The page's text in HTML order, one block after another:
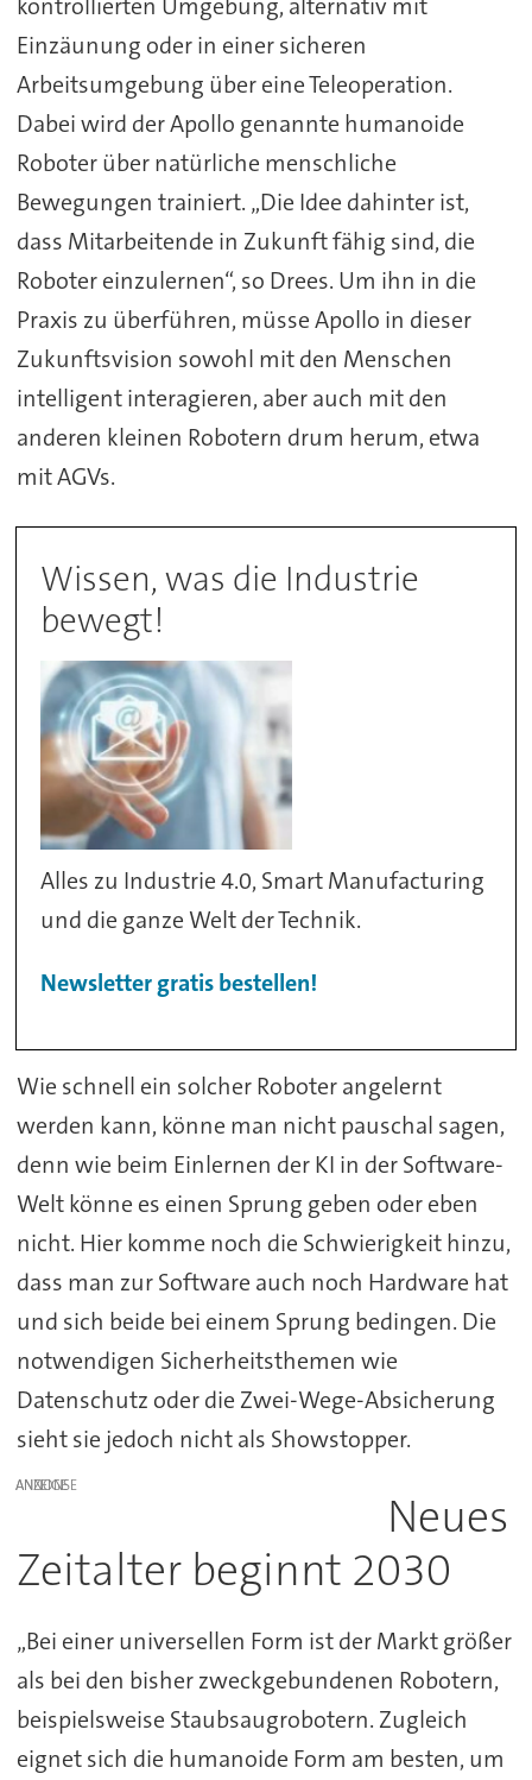
Einzäunung oder in einer sicheren
Arbeitsumgebung über eine Teleoperation.
Dabei wird der Apollo genannte humanoide
Roboter über natürliche menschliche
Bewegungen trainiert. „Die Idee dahinter ist,
dass Mitarbeitende in Zukunft fähig sind, die
Roboter einzulernen“, so Drees. Um ihn in die
Praxis zu überführen, müsse Apollo in dieser
Zukunftsvision sowohl mit den Menschen
intelligent interagieren, aber auch mit den
anderen kleinen Robotern drum herum, etwa
mit AGVs.
Wissen, was die Industrie
bewegt!
Alles zu Industrie 4.0, Smart Manufacturing
und die ganze Welt der Technik.
Newsletter gratis bestellen!
Wie schnell ein solcher Roboter angelernt
werden kann, könne man nicht pauschal sagen,
denn wie beim Einlernen der KI in der Software-
Welt könne es einen Sprung geben oder eben
nicht. Hier komme noch die Schwierigkeit hinzu,
dass man zur Software auch noch Hardware hat
und sich beide bei einem Sprung bedingen. Die
notwendigen Sicherheitsthemen wie
Datenschutz oder die Zwei-Wege-Absicherung
sieht sie jedoch nicht als Showstopper.
ANZEIGE
Neues
Zeitalter beginnt 2030
„Bei einer universellen Form ist der Markt größer
als bei den bisher zweckgebundenen Robotern,
beispielsweise Staubsaugrobotern. Zugleich
eignet sich die humanoide Form am besten, um